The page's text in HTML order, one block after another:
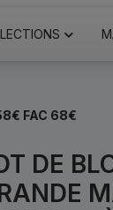
FAC 68€
DE